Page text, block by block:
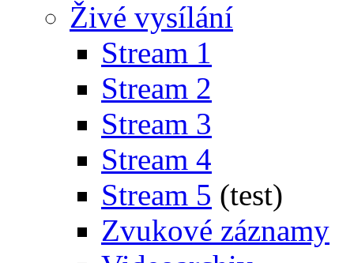
Živé vysílání
Stream 1
Stream 2
Stream 3
Stream 4
Stream 5 (test)
Zvukové záznamy